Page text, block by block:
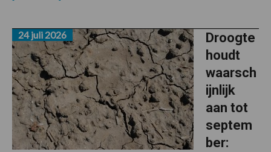
stil”:
melkveebedrijf
in
Natura
2000-
gebied
kiest
voor
extensivering
Droogte
houdt
waarsch
ijnlijk
aan tot
septem
ber:
24 juli 2026